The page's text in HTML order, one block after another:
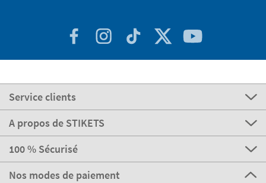
Service clients
A propos de STIKETS
100 % Sécurisé
Nos modes de paiement